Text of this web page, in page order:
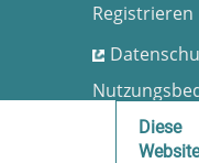
Registrieren
Diese